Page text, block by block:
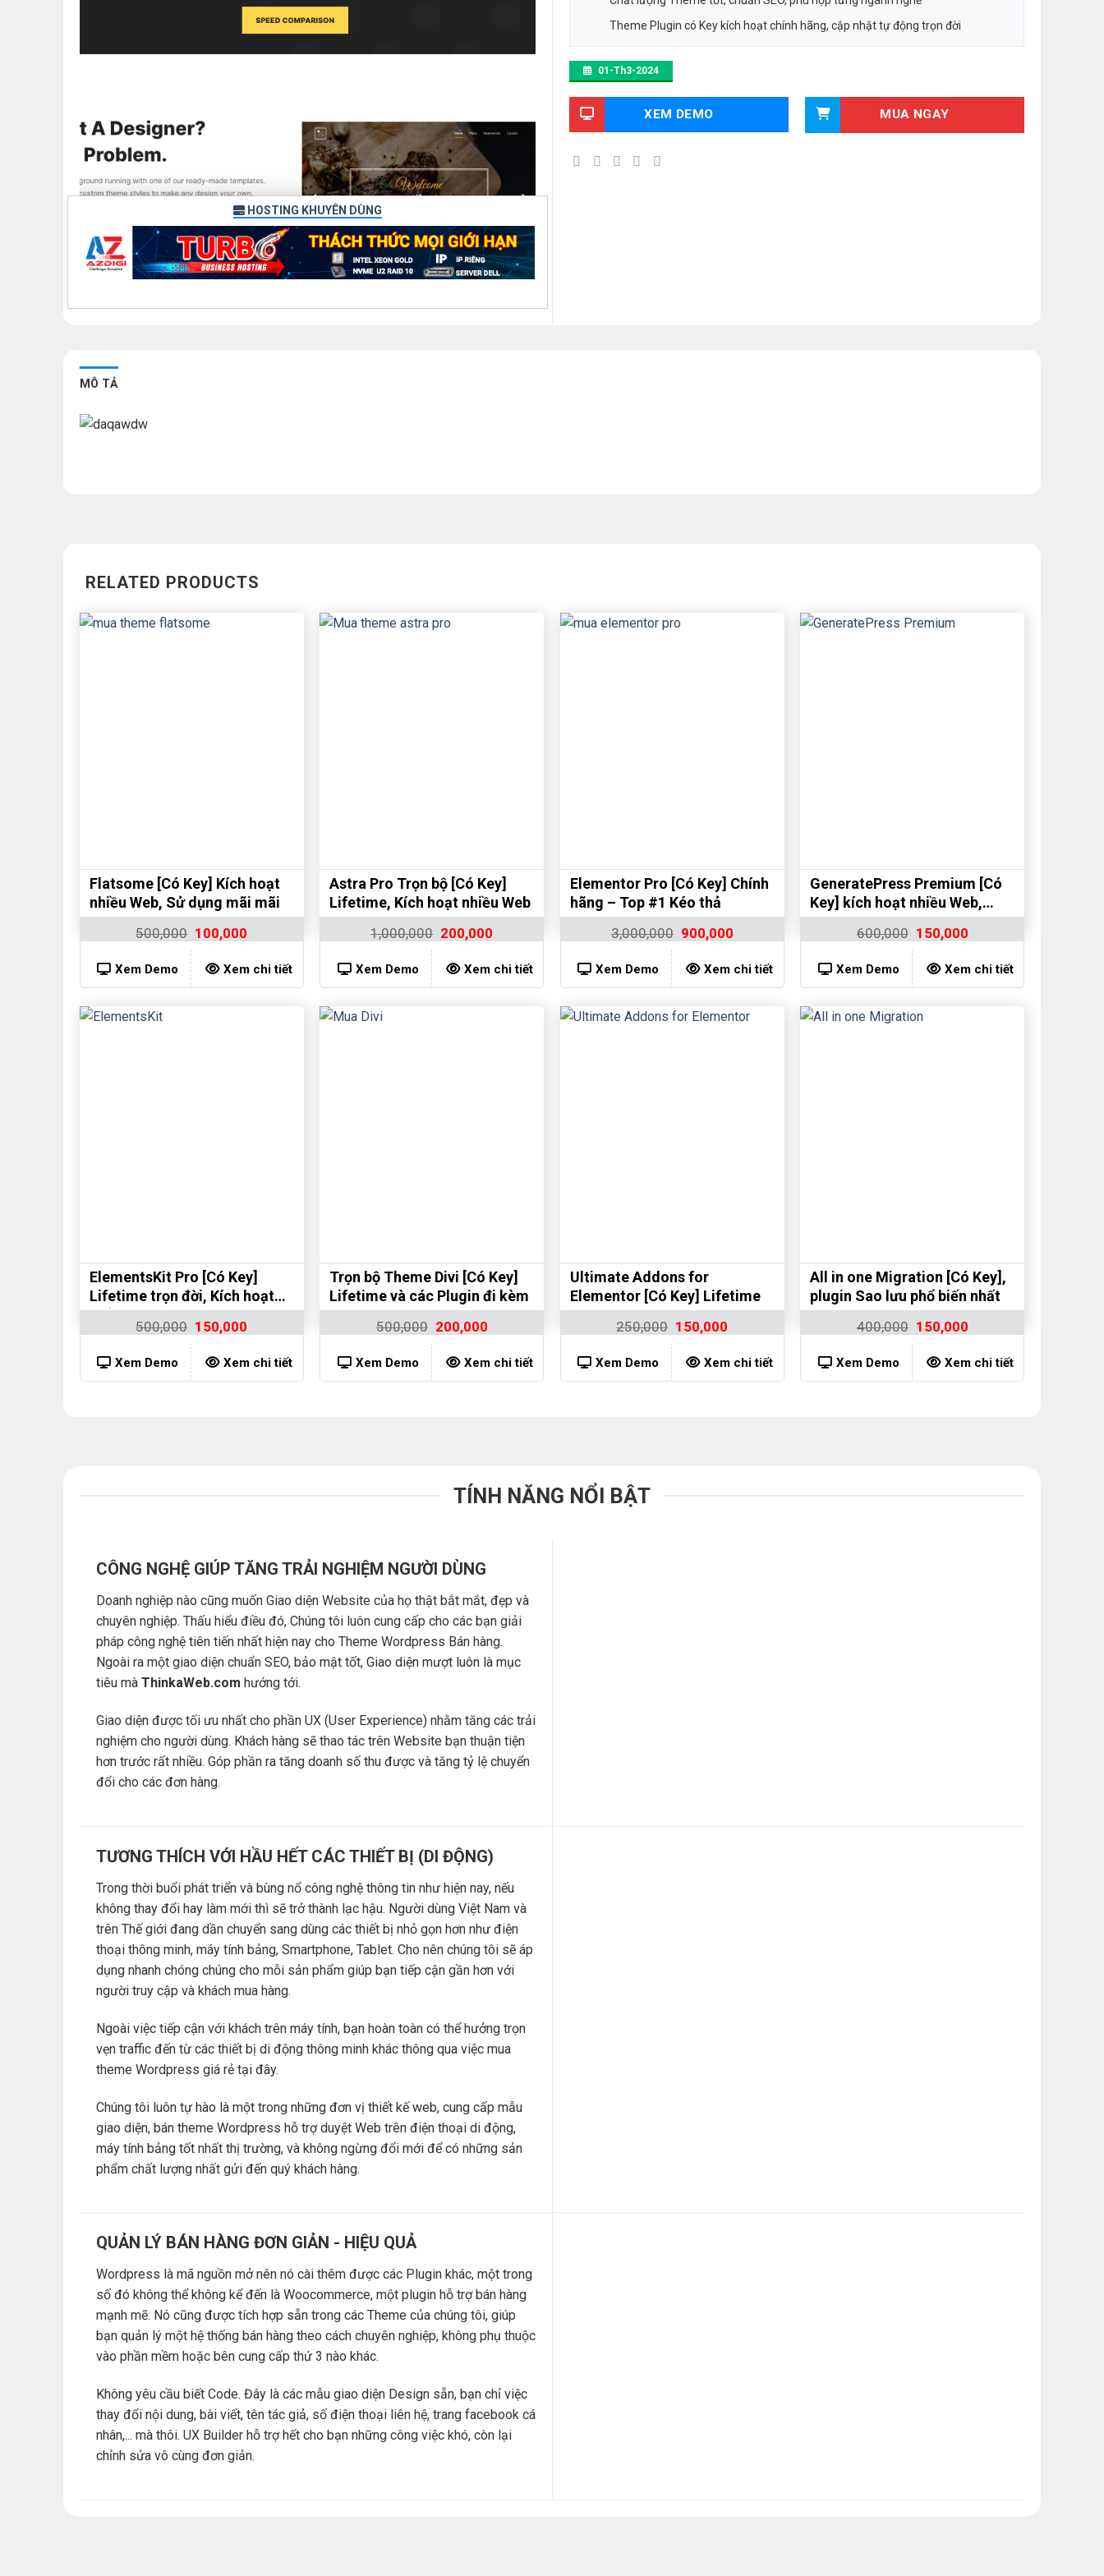
HOSTING KHUYÊN DÙNG
Theme Plugin có Key kích hoạt chính hãng, cập nhật tự động trọn đời
01-Th3-2024
XEM DEMO MUA NGAY
MÔ TẢ
RELATED PRODUCTS
Flatsome [Có Key] Kích hoạt
nhiều Web, Sử dụng mãi mãi
500,000 100,000
Xem Demo Xem chi tiết
Astra Pro Trọn bộ [Có Key]
Lifetime, Kích hoạt nhiều Web
1,000,000 200,000
Xem Demo Xem chi tiết
Elementor Pro [Có Key] Chính
hãng – Top #1 Kéo thả
3,000,000 900,000
Xem Demo Xem chi tiết
GeneratePress Premium [Có
Key] kích hoạt nhiều Web,
dùng mãi mãi
600,000 150,000
Xem Demo Xem chi tiết
ElementsKit Pro [Có Key]
Lifetime trọn đời, Kích hoạt
nhiều Web
500,000 150,000
Xem Demo Xem chi tiết
Trọn bộ Theme Divi [Có Key]
Lifetime và các Plugin đi kèm
500,000 200,000
Xem Demo Xem chi tiết
Ultimate Addons for
Elementor [Có Key] Lifetime
250,000 150,000
Xem Demo Xem chi tiết
All in one Migration [Có Key],
plugin Sao lưu phổ biến nhất
400,000 150,000
Xem Demo Xem chi tiết
TÍNH NĂNG NỔI BẬT
CÔNG NGHỆ GIÚP TĂNG TRẢI NGHIỆM NGƯỜI DÙNG
Doanh nghiệp nào cũng muốn Giao diện Website của họ thật bắt mắt, đẹp và
chuyên nghiệp. Thấu hiểu điều đó, Chúng tôi luôn cung cấp cho các bạn giải
pháp công nghệ tiên tiến nhất hiện nay cho Theme Wordpress Bán hàng.
Ngoài ra một giao diện chuẩn SEO, bảo mật tốt, Giao diện mượt luôn là mục
tiêu mà ThinkaWeb.com hướng tới.
Giao diện được tối ưu nhất cho phần UX (User Experience) nhằm tăng các trải
nghiệm cho người dùng. Khách hàng sẽ thao tác trên Website bạn thuận tiện
hơn trước rất nhiều. Góp phần ra tăng doanh số thu được và tăng tỷ lệ chuyển
đổi cho các đơn hàng.
TƯƠNG THÍCH VỚI HẦU HẾT CÁC THIẾT BỊ (DI ĐỘNG)
Trong thời buổi phát triển và bùng nổ công nghệ thông tin như hiện nay, nếu
không thay đổi hay làm mới thì sẽ trở thành lạc hậu. Người dùng Việt Nam và
trên Thế giới đang dần chuyển sang dùng các thiết bị nhỏ gọn hơn như điện
thoại thông minh, máy tính bảng, Smartphone, Tablet. Cho nên chúng tôi sẽ áp
dụng nhanh chóng chúng cho mỗi sản phẩm giúp bạn tiếp cận gần hơn với
người truy cập và khách mua hàng.
Ngoài việc tiếp cận với khách trên máy tính, bạn hoàn toàn có thể hưởng trọn
vẹn traffic đến từ các thiết bị di động thông minh khác thông qua việc mua
theme Wordpress giá rẻ tại đây.
Chúng tôi luôn tự hào là một trong những đơn vị thiết kế web, cung cấp mẫu
giao diện, bán theme Wordpress hỗ trợ duyệt Web trên điện thoại di động,
máy tính bảng tốt nhất thị trường, và không ngừng đổi mới để có những sản
phẩm chất lượng nhất gửi đến quý khách hàng.
QUẢN LÝ BÁN HÀNG ĐƠN GIẢN - HIỆU QUẢ
Wordpress là mã nguồn mở nên nó cài thêm được các Plugin khác, một trong
số đó không thể không kể đến là Woocommerce, một plugin hỗ trợ bán hàng
mạnh mẽ. Nó cũng được tích hợp sẵn trong các Theme của chúng tôi, giúp
bạn quản lý một hệ thống bán hàng theo cách chuyên nghiệp, không phụ thuộc
vào phần mềm hoặc bên cung cấp thứ 3 nào khác.
Không yêu cầu biết Code. Đây là các mẫu giao diện Design sẵn, bạn chỉ việc
thay đổi nội dung, bài viết, tên tác giả, số điện thoại liên hệ, trang facebook cá
nhân,... mà thôi. UX Builder hỗ trợ hết cho bạn những công việc khó, còn lại
chỉnh sửa vô cùng đơn giản.